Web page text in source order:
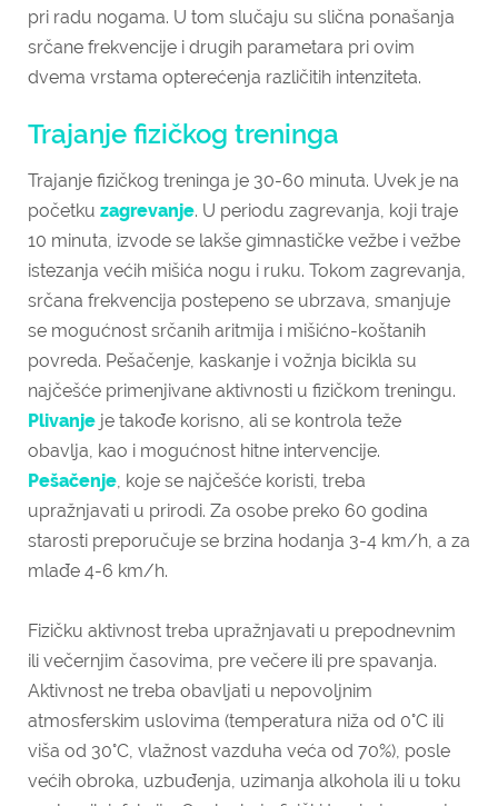
pri radu nogama. U tom slučaju su slična ponašanja
srčane frekvencije i drugih parametara pri ovim
dvema vrstama opterećenja različitih intenziteta.
Trajanje fizičkog treninga
Trajanje fizičkog treninga je 30-60 minuta. Uvek je na
početku zagrevanje. U periodu zagrevanja, koji traje
10 minuta, izvode se lakše gimnastičke vežbe i vežbe
istezanja većih mišića nogu i ruku. Tokom zagrevanja,
srčana frekvencija postepeno se ubrzava, smanjuje
se mogućnost srčanih aritmija i mišićno-koštanih
povreda. Pešačenje, kaskanje i vožnja bicikla su
najčešće primenjivane aktivnosti u fizičkom treningu.
Plivanje je takođe korisno, ali se kontrola teže
obavlja, kao i mogućnost hitne intervencije.
Pešačenje, koje se najčešće koristi, treba
upražnjavati u prirodi. Za osobe preko 60 godina
starosti preporučuje se brzina hodanja 3-4 km/h, a za
mlađe 4-6 km/h.
Fizičku aktivnost treba upražnjavati u prepodnevnim
ili večernjim časovima, pre večere ili pre spavanja.
Aktivnost ne treba obavljati u nepovoljnim
atmosferskim uslovima (temperatura niža od 0°C ili
viša od 30°C, vlažnost vazduha veća od 70%), posle
većih obroka, uzbuđenja, uzimanja alkohola ili u toku